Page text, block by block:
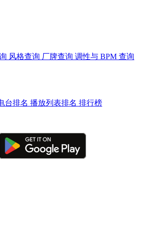
风格查询 厂牌查询 调性与 BPM 查询
台排名 播放列表排名 排行榜